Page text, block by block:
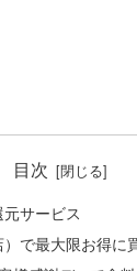
目次
サービス
で最大限お得に